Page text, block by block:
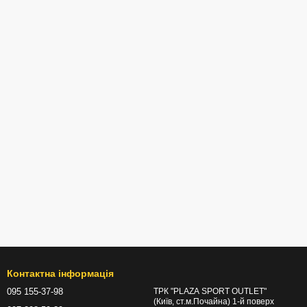
Контактна інформація
095 155-37-98
ТРК "PLAZA SPORT OUTLET"
(Київ, ст.м.Почайна) 1-й поверх